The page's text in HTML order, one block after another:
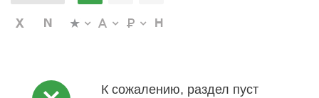
К сожалению, раздел пуст
Остаться на сайте